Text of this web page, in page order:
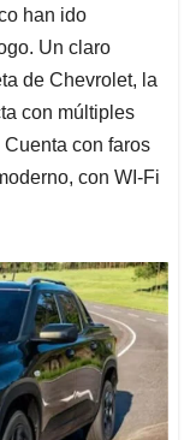
han ido
Un claro
de Chevrolet, la
con múltiples
con faros
con WI-Fi